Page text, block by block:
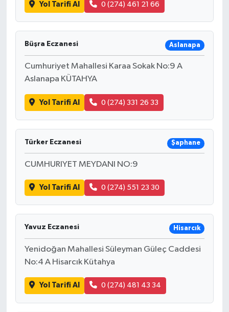
Yol Tarifi Al 0 (274) 461 21 66
Büşra Eczanesi Aslanapa
Cumhuriyet Mahallesi Karaa Sokak No:9 A
Aslanapa KÜTAHYA
Yol Tarifi Al 0 (274) 331 26 33
Türker Eczanesi Şaphane
CUMHURIYET MEYDANI NO:9
Yol Tarifi Al 0 (274) 551 23 30
Yavuz Eczanesi Hisarcık
Yenidoğan Mahallesi Süleyman Güleç Caddesi
No:4 A Hisarcık Kütahya
Yol Tarifi Al 0 (274) 481 43 34